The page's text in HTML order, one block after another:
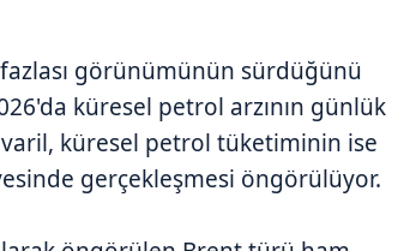
görünümünün sürdüğünü
küresel petrol arzının günlük
küresel petrol tüketiminin ise
gerçekleşmesi öngörülüyor.